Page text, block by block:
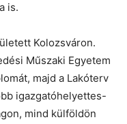
is.
Kolozsváron.
Műszaki Egyetem
majd a Lakóterv
igazgatóhelyettes-
mind külföldön